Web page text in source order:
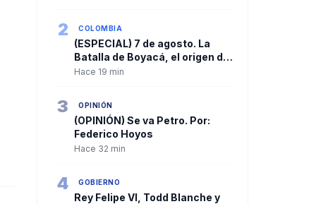
2 COLOMBIA
(ESPECIAL) 7 de agosto. La
Batalla de Boyacá, el origen de
la independencia y la fecha que
Hace 19 min
3 OPINIÓN
(OPINIÓN) Se va Petro. Por:
Federico Hoyos
Hace 32 min
4 GOBIERNO
Rey Felipe VI, Todd Blanche y